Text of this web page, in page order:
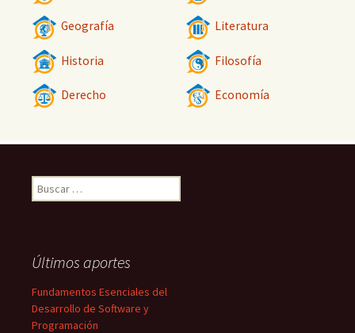
Geografía Literatura
Historia Filosofía
Derecho Economía
Buscar:
Últimos aportes
Fundamentos Esenciales del
Desarrollo de Software y
Programación